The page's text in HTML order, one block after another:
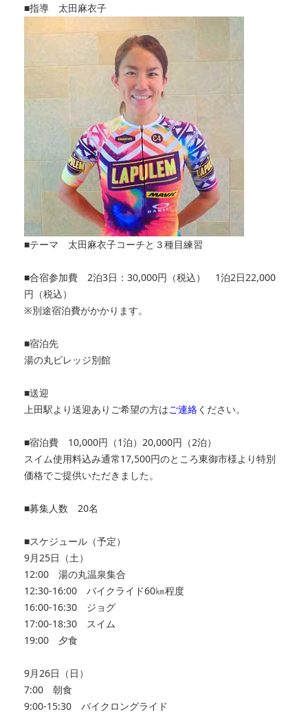
■指導 太田麻衣子
■テーマ 太田麻衣子コーチと３種目練習
■合宿参加費 2泊3日：30,000円（税込） 1泊2日22,000
円（税込）
※別途宿泊費がかかります。
■宿泊先
湯の丸ビレッジ別館
■送迎
上田駅より送迎ありご希望の方はご連絡ください。
■宿泊費 10,000円（1泊）20,000円（2泊）
スイム使用料込み通常17,500円のところ東御市様より特別
価格でご提供いただきました。
■募集人数 20名
■スケジュール（予定）
9月25日（土）
12:00 湯の丸温泉集合
12:30‐16:00 バイクライド60㎞程度
16:00‐16:30 ジョグ
17:00‐18:30 スイム
19:00 夕食
9月26日（日）
7:00 朝食
9:00‐15:30 バイクロングライド